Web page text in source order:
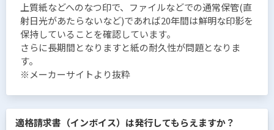
上質紙などへのなつ印で、ファイルなどでの通常保管(直
射日光があたらないなど)であれば20年間は鮮明な印影を
保持していることを確認しています。
さらに長期間となりますと紙の耐久性が問題となりま
す。
※メーカーサイトより抜粋
適格請求書（インボイス）は発行してもらえますか？